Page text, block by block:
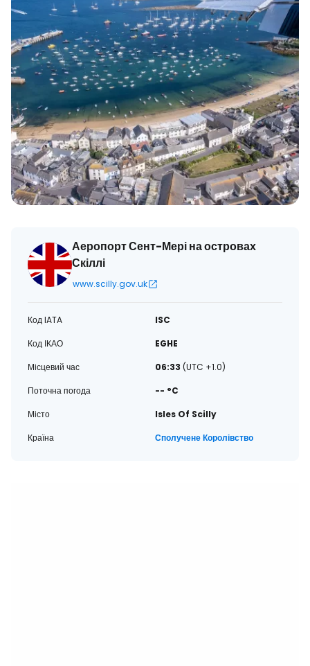
Аеропорт Сент-Мері на островах
Скіллі
www.scilly.gov.uk
Код IATA
ISC
Код ІКАО
EGHE
Місцевий час
06:33 (UTC +1.0)
Поточна погода
-- °C
Місто
Isles Of Scilly
Країна
Сполучене Королівство